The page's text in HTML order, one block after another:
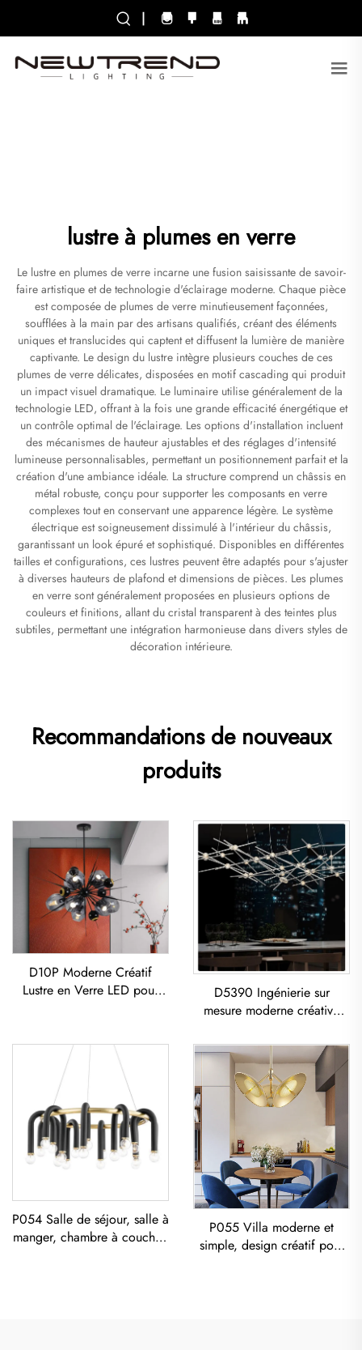
|
lustre à plumes en verre
Le lustre en plumes de verre incarne une fusion saisissante de savoir-
faire artistique et de technologie d'éclairage moderne. Chaque pièce
est composée de plumes de verre minutieusement façonnées,
soufflées à la main par des artisans qualifiés, créant des éléments
uniques et translucides qui captent et diffusent la lumière de manière
captivante. Le design du lustre intègre plusieurs couches de ces
plumes de verre délicates, disposées en motif cascading qui produit
un impact visuel dramatique. Le luminaire utilise généralement de la
technologie LED, offrant à la fois une grande efficacité énergétique et
un contrôle optimal de l'éclairage. Les options d'installation incluent
des mécanismes de hauteur ajustables et des réglages d'intensité
lumineuse personnalisables, permettant un positionnement parfait et la
création d'une ambiance idéale. La structure comprend un châssis en
métal robuste, conçu pour supporter les composants en verre
complexes tout en conservant une apparence légère. Le système
électrique est soigneusement dissimulé à l'intérieur du châssis,
garantissant un look épuré et sophistiqué. Disponibles en différentes
tailles et configurations, ces lustres peuvent être adaptés pour s'ajuster
à diverses hauteurs de plafond et dimensions de pièces. Les plumes
en verre sont généralement proposées en plusieurs options de
couleurs et finitions, allant du cristal transparent à des teintes plus
subtiles, permettant une intégration harmonieuse dans divers styles de
décoration intérieure.
Recommandations de nouveaux
produits
D10P Moderne Créatif
Lustre en Verre LED pour
D5390 Ingénierie sur
mesure moderne créative
LED pour salon et salle à
manger
P054 Salle de séjour, salle à
manger, chambre à coucher,
P055 Villa moderne et
simple, design créatif pour